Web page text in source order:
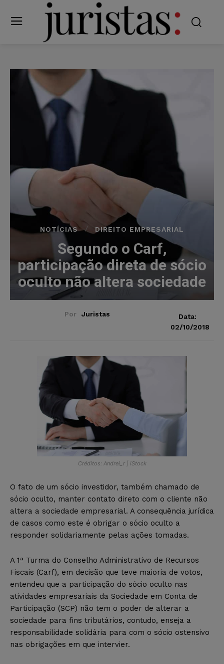
NOTÍCIAS DIREITO EMPRESARIAL
Segundo o Carf,
participação direta de sócio
oculto não altera sociedade
Por Juristas
Data:
02/10/2018
Créditos: Andrei_r | iStock
O fato de um sócio investidor, também chamado de
sócio oculto, manter contato direto com o cliente não
altera a sociedade empresarial. A consequência jurídica
de casos como este é obrigar o sócio oculto a
responder solidariamente pelas ações tomadas.
A 1ª Turma do Conselho Administrativo de Recursos
Fiscais (Carf), em decisão que teve maioria de votos,
entendeu que a participação do sócio oculto nas
atividades empresariais da Sociedade em Conta de
Participação (SCP) não tem o poder de alterar a
sociedade para fins tributários, contudo, enseja a
responsabilidade solidária para com o sócio ostensivo
nas obrigações em que intervier.